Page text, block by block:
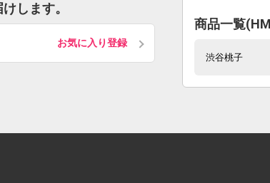
します。
お気に入り登録
商品一覧
渋谷桃子